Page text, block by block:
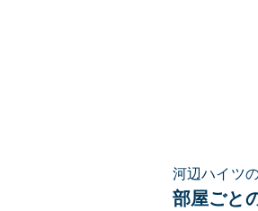
河辺ハイツ
部屋ごと